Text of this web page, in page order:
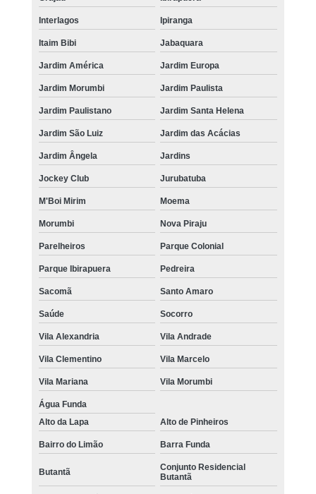
Interlagos Ipiranga
Itaim Bibi Jabaquara
Jardim América Jardim Europa
Jardim Morumbi Jardim Paulista
Jardim Paulistano Jardim Santa Helena
Jardim São Luiz Jardim das Acácias
Jardim Ângela Jardins
Jockey Club Jurubatuba
M'Boi Mirim Moema
Morumbi Nova Piraju
Parelheiros Parque Colonial
Parque Ibirapuera Pedreira
Sacomã Santo Amaro
Saúde Socorro
Vila Alexandria Vila Andrade
Vila Clementino Vila Marcelo
Vila Mariana Vila Morumbi
Água Funda
Alto da Lapa
Alto de Pinheiros
Bairro do Limão Barra Funda
Butantã
Conjunto Residencial
Butantã